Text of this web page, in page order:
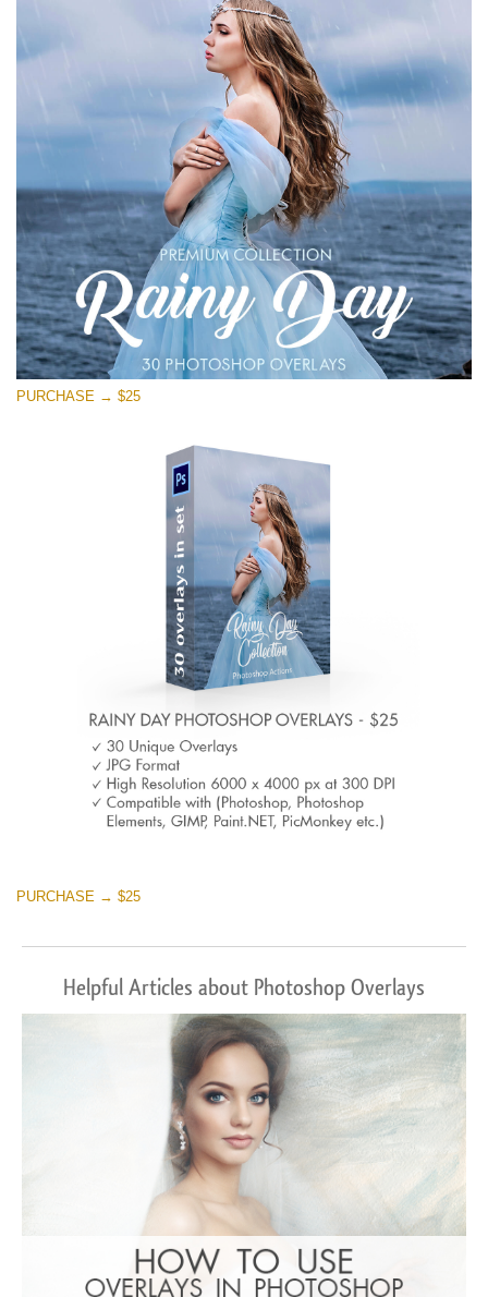
Download Gratuito
PURCHASE → $25
PURCHASE → $25
Helpful Articles about Photoshop Overlays